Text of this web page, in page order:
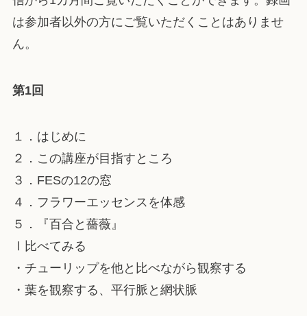
は参加者以外の方にご覧いただくことはありませ
ん。
第1回
１．はじめに
２．この講座が目指すところ
３．FESの12の窓
４．フラワーエッセンスを体感
５．『百合と薔薇』
Ⅰ比べてみる
・チューリップを他と比べながら観察する
・葉を観察する、平行脈と網状脈